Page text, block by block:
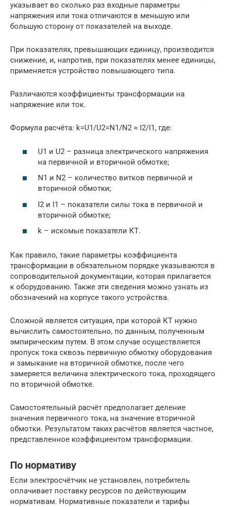
указывает во сколько раз входные параметры
напряжения или тока отличаются в меньшую или
большую сторону от показателей на выходе.
При показателях, превышающих единицу, производится
снижение, и, напротив, при показателях менее единицы,
применяется устройство повышающего типа.
Различаются коэффициенты трансформации на
напряжение или ток.
Формула расчёта: k=U1/U2=N1/N2 ≈ I2/I1, где:
U1 и U2 – разница электрического напряжения
на первичной и вторичной обмотке;
N1 и N2 – количество витков первичной и
вторичной обмотки;
I2 и I1 – показатели силы тока в первичной и
вторичной обмотке;
k – искомые показатели КТ.
Как правило, такие параметры коэффициента
трансформации в обязательном порядке указываются в
сопроводительной документации, которая прилагается
к оборудованию. Также эти сведения можно узнать из
обозначений на корпусе такого устройства.
Сложной является ситуация, при которой КТ нужно
вычислить самостоятельно, по данным, полученным
эмпирическим путем. В этом случае осуществляется
пропуск тока сквозь первичную обмотку оборудования
и замыкание на вторичной обмотке, после чего
замеряется величина электрического тока, проходящего
по вторичной обмотке.
Самостоятельный расчёт предполагает деление
значения первичного тока, на значение вторичной
обмотки. Результатом таких расчётов является частное,
представленное коэффициентом трансформации.
По нормативу
Если электросчётчик не установлен, потребитель
оплачивает поставку ресурсов по действующим
нормативам. Нормативные показатели и тарифы